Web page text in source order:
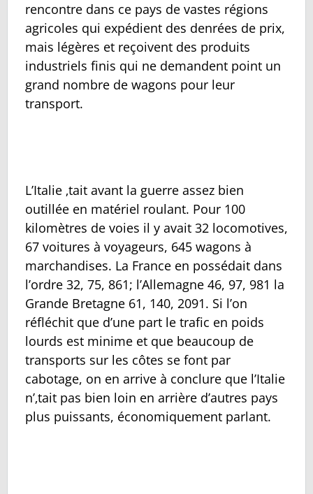
rencontre dans ce pays de vastes régions
agricoles qui expédient des denrées de prix,
mais légères et reçoivent des produits
industriels finis qui ne demandent point un
grand nombre de wagons pour leur
transport.
L’Italie ‚tait avant la guerre assez bien
outillée en matériel roulant. Pour 100
kilomètres de voies il y avait 32 locomotives,
67 voitures à voyageurs, 645 wagons à
marchandises. La France en possédait dans
l’ordre 32, 75, 861; l’Allemagne 46, 97, 981 la
Grande Bretagne 61, 140, 2091. Si l’on
réfléchit que d’une part le trafic en poids
lourds est minime et que beaucoup de
transports sur les côtes se font par
cabotage, on en arrive à conclure que l’Italie
n’‚tait pas bien loin en arrière d’autres pays
plus puissants, économiquement parlant.